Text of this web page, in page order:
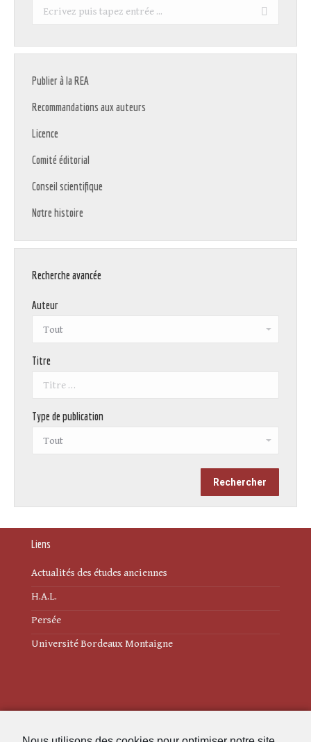
Recherche
Publier à la REA
Recommandations aux auteurs
Licence
Comité éditorial
Conseil scientifique
Notre histoire
Recherche avancée
Auteur
Titre
Type de publication
Liens
Actualités des études anciennes
H.A.L.
Persée
Université Bordeaux Montaigne